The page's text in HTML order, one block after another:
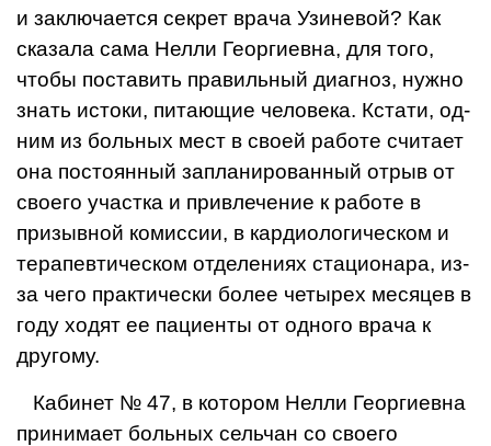
и заключается секрет врача Узиневой? Как
сказала сама Нелли Георгиевна, для того,
чтобы поста­вить правильный диагноз, нужно
знать истоки, питающие человека. Кстати, од­
ним из больных мест в своей работе счи­тает
она постоянный запланированный от­рыв от
своего участка и привлечение к работе в
призывной комиссии, в кардио­логическом и
терапевтическом отделениях стационара, из-
за чего практически более четырех месяцев в
году ходят ее паци­енты от одного врача к
другому.
Кабинет № 47, в котором Нелли Геор­гиевна
принимает больных сельчан со своего